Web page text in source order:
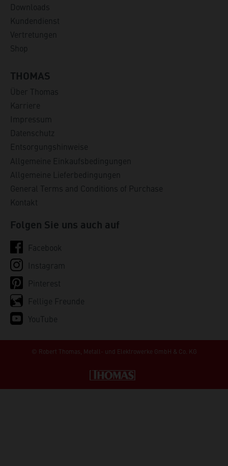
Downloads
Kundendienst
Vertretungen
Shop
THOMAS
Über Thomas
Karriere
Impressum
Datenschutz
Entsorgungshinweise
Allgemeine Einkaufsbedingungen
Allgemeine Lieferbedingungen
General Terms and Conditions of Purchase
Kontakt
Folgen Sie uns auch auf
Facebook
Instagram
Pinterest
Fellige Freunde
YouTube
© Robert Thomas, Metall- und Elektrowerke GmbH & Co. KG
Robert Thomas